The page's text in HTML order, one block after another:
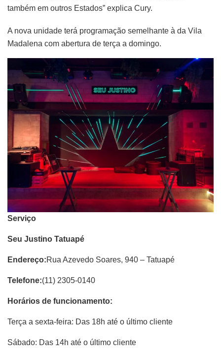
também em outros Estados” explica Cury.
A nova unidade terá programação semelhante à da Vila
Madalena com abertura de terça a domingo.
Serviço
Seu Justino Tatuapé
Endereço:Rua Azevedo Soares, 940 – Tatuapé
Telefone:(11) 2305-0140
Horários de funcionamento:
Terça a sexta-feira: Das 18h até o último cliente
Sábado: Das 14h até o último cliente